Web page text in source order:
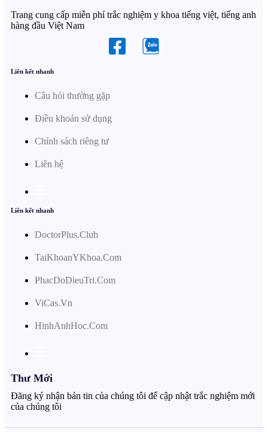
Trang cung cấp miễn phí trắc nghiệm y khoa tiếng việt, tiếng anh
hàng đầu Việt Nam
Liên kết nhanh
Câu hỏi thường gặp
Điều khoản sử dụng
Chính sách riêng tư
Liên hệ
Liên kết nhanh
DoctorPlus.Club
TaiKhoanYKhoa.Com
PhacDoDieuTri.Com
ViCas.Vn
HinhAnhHoc.Com
Thư Mới
Đăng ký nhận bản tin của chúng tôi để cập nhật trắc nghiệm mới
của chúng tôi